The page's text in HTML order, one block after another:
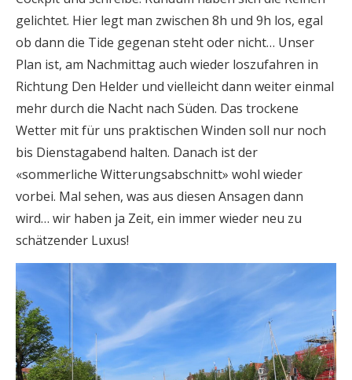
gelichtet. Hier legt man zwischen 8h und 9h los, egal
ob dann die Tide gegenan steht oder nicht… Unser
Plan ist, am Nachmittag auch wieder loszufahren in
Richtung Den Helder und vielleicht dann weiter einmal
mehr durch die Nacht nach Süden. Das trockene
Wetter mit für uns praktischen Winden soll nur noch
bis Dienstagabend halten. Danach ist der
«sommerliche Witterungsabschnitt» wohl wieder
vorbei. Mal sehen, was aus diesen Ansagen dann
wird… wir haben ja Zeit, ein immer wieder neu zu
schätzender Luxus!